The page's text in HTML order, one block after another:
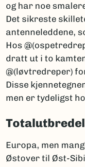
og har noe
Det sikreste
antenneleddene,
Hos
dratt ut i to
@(løvtredreper)
Disse
men er tydeligst
Europa, men
Østover til Øst-